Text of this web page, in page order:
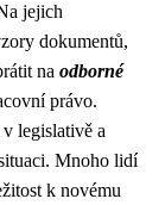
jejich
dokumentů,
na odborné
právo.
legislativě a
Mnoho lidí
k novému